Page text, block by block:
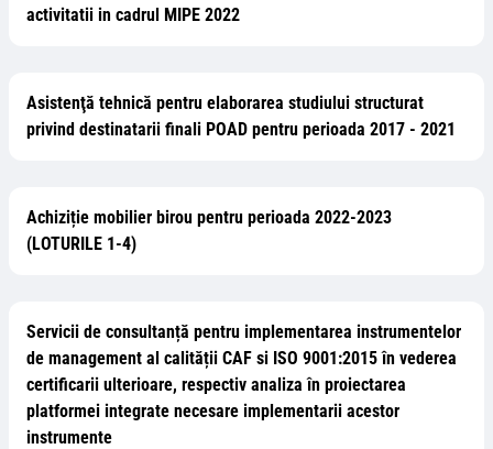
activitatii in cadrul MIPE 2022
Asistenţă tehnică pentru elaborarea studiului structurat
privind destinatarii finali POAD pentru perioada 2017 - 2021
Achiziție mobilier birou pentru perioada 2022-2023
(LOTURILE 1-4)
Servicii de consultanță pentru implementarea instrumentelor
de management al calității CAF si ISO 9001:2015 în vederea
certificarii ulterioare, respectiv analiza în proiectarea
platformei integrate necesare implementarii acestor
instrumente